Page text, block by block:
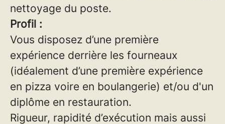
nettoyage du poste.
Profil :
Vous disposez d’une première
expérience derrière les fourneaux
(idéalement d’une première expérience
en pizza voire en boulangerie) et/ou d'un
diplôme en restauration.
Rigueur, rapidité d’exécution mais aussi